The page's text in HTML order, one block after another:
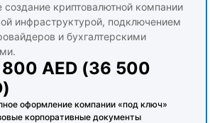
создание криптовалютной компании
инфраструктурой, подключением
и бухгалтерскими
AED (36 500
оформление компании «под ключ»
корпоративные документы